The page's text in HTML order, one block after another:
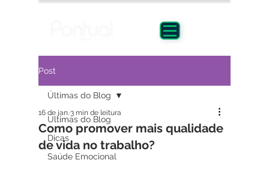
Post
Últimas do Blog
Dicas
Saúde Emocional
Últimas do Blog
Como promover mais qualidade
de vida no trabalho?
16 de jan.3 min de leitura